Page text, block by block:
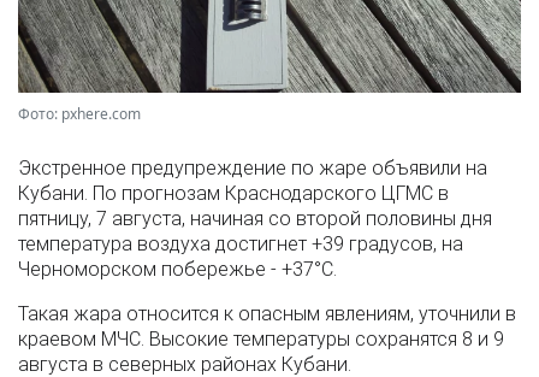
Фото: pxhere.com
Экстренное предупреждение по жаре объявили на
Кубани. По прогнозам Краснодарского ЦГМС в
пятницу, 7 августа, начиная со второй половины дня
температура воздуха достигнет +39 градусов, на
Черноморском побережье - +37°­С.
Такая жара относится к опасным явлениям, уточнили в
краевом МЧС. Высокие температуры сохранятся 8 и 9
августа в северных районах Кубани.